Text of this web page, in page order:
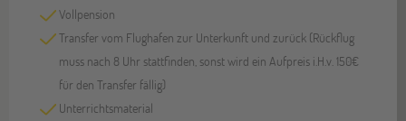
Vollpension
Transfer vom Flughafen zur Unterkunft und zurück (Rückflug
muss nach 8 Uhr stattfinden, sonst wird ein Aufpreis i.H.v. 150€
für den Transfer fällig)
Unterrichtsmaterial